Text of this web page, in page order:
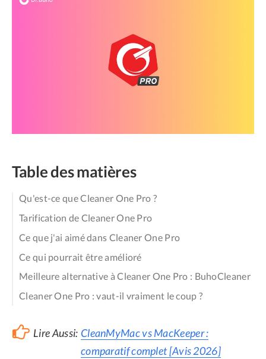
Table des matières
Qu'est-ce que Cleaner One Pro ?
Tarification de Cleaner One Pro
Ce que j'ai aimé dans Cleaner One Pro
Ce qui pourrait être amélioré
Meilleure alternative à Cleaner One Pro : BuhoCleaner
Cleaner One Pro : vaut-il vraiment le coup ?
Lire Aussi: CleanMyMac vs MacKeeper :
comparatif complet [Avis 2026]